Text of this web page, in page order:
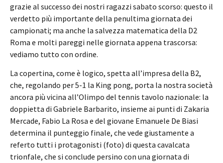
grazie al successo dei nostri ragazzi sabato scorso: questo il
verdetto più importante della penultima giornata dei
campionati; ma anche la salvezza matematica della D2
Roma e molti pareggi nelle giornata appena trascorsa:
vediamo tutto con ordine.
La copertina, come è logico, spetta all’impresa della B2,
che, regolando per 5-1 la King pong, porta la nostra società
ancora più vicina all’Olimpo del tennis tavolo nazionale: la
doppietta di Gabriele Barbarito, insieme ai punti di Zakaria
Mercade, Fabio La Rosa e del giovane Emanuele De Biasi
determina il punteggio finale, che vede giustamente a
referto tutti i protagonisti (foto) di questa cavalcata
trionfale, che si conclude persino con una giornata di